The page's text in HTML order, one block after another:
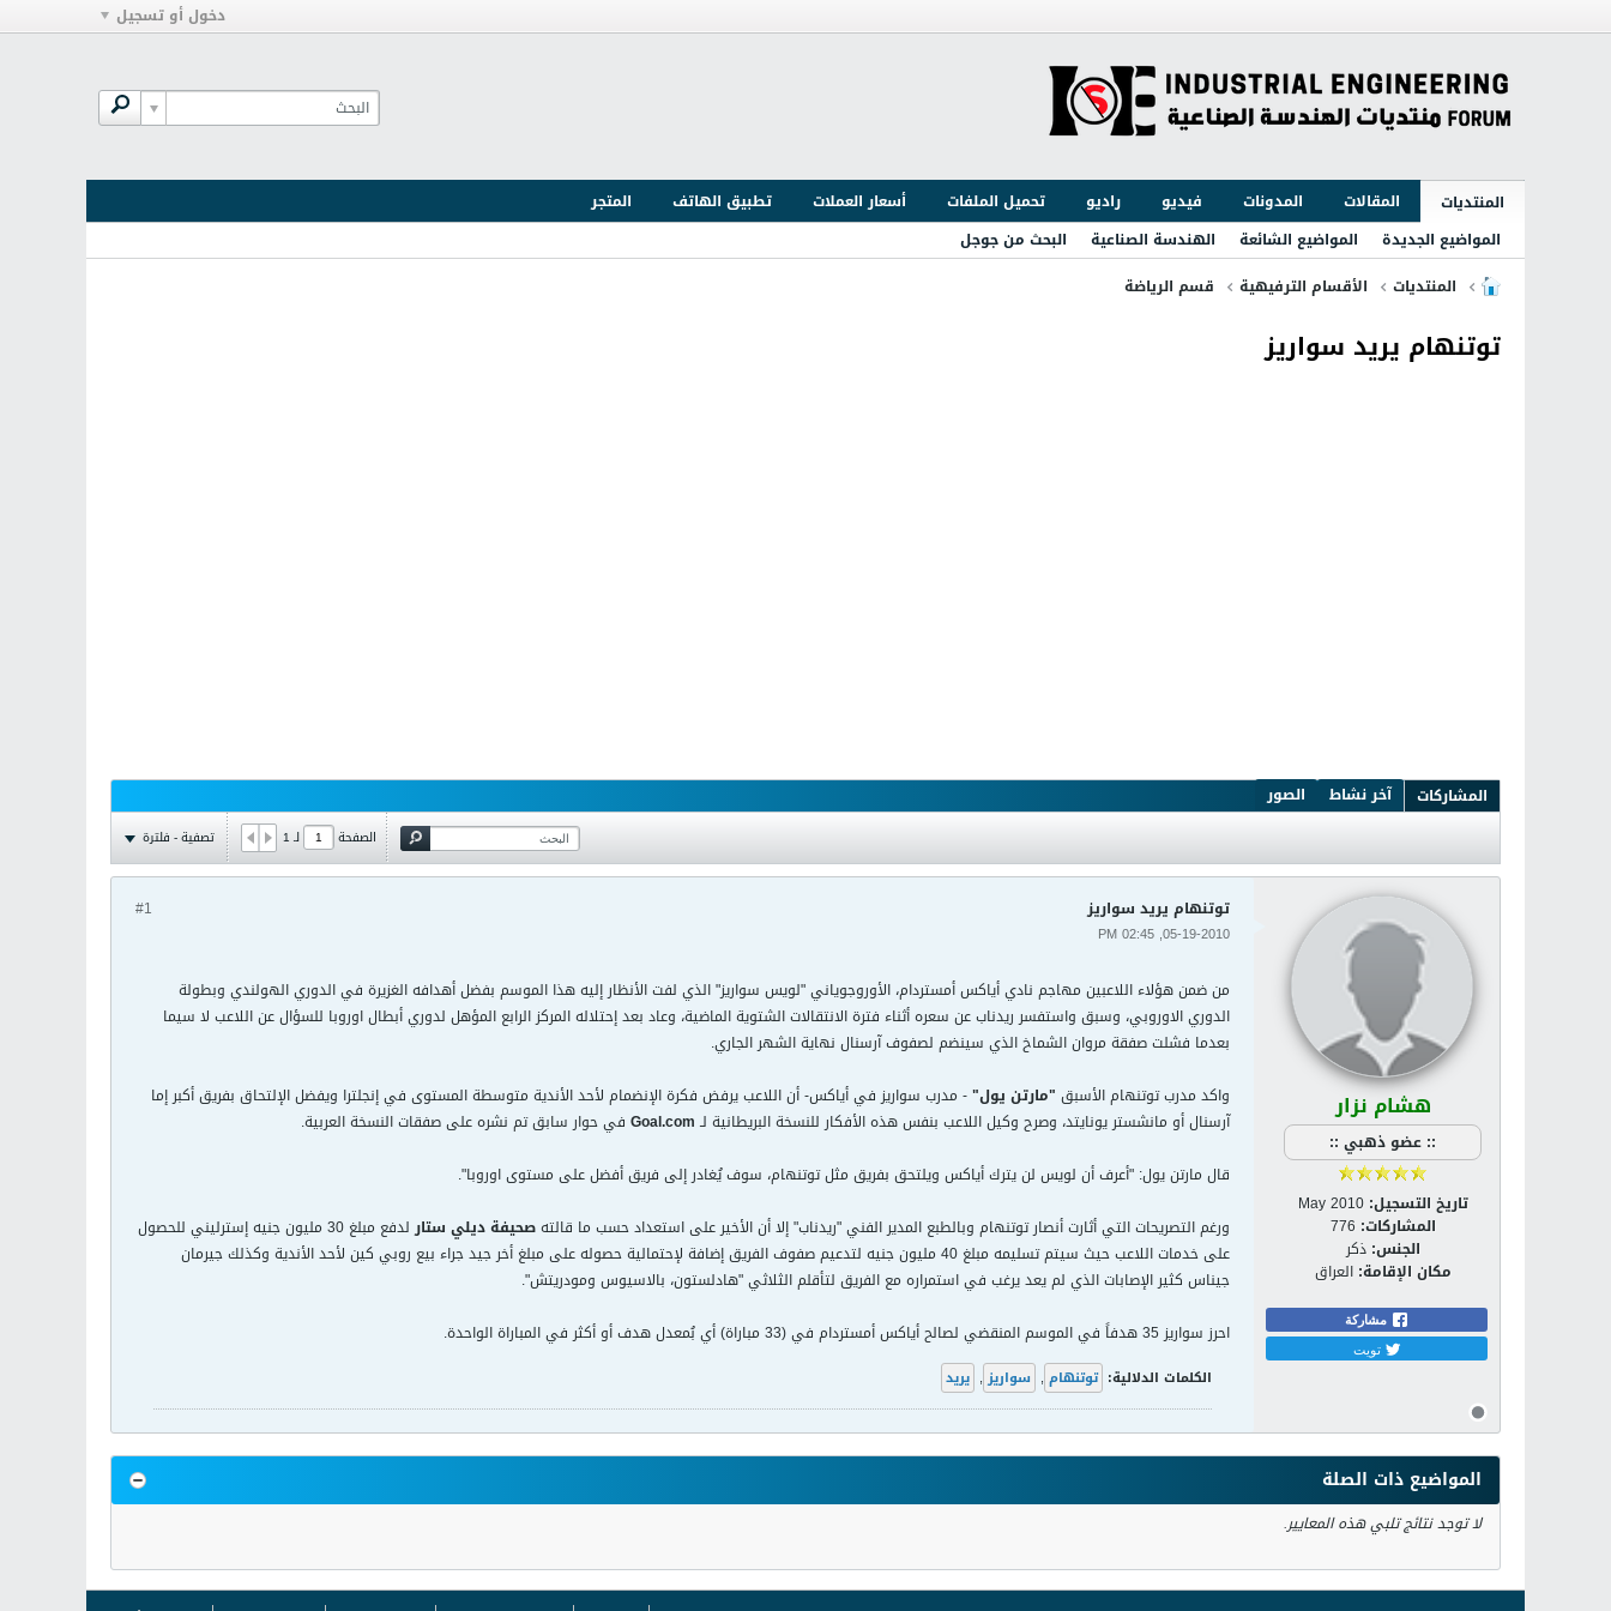
دخول أو تسجيل
المنتديات المقالات المدونات فيديو راديو تحميل الملفات أسعار العملات تطبيق الهاتف
المتجر
المواضيع الجديدة
المواضيع الشائعة الهندسة الصناعية
البحث من جوجل
المنتديات
الأقسام الترفيهية قسم الرياضة
توتنهام يريد سواريز
المشاركات آخر نشاط الصور
الصفحة لـ1 تصفية - فلترة
هشام نزار
:: عضو ذهبي ::
تاريخ التسجيل: May 2010
المشاركات: 776
الجنس: ذكر
مكان الإقامة: العراق
مشاركة
تويت
#1 توتنهام يريد سواريز
05-19-2010, 02:45 PM
من ضمن هؤلاء اللاعبين مهاجم نادي أياكس أمستردام، الأوروجوياني "لويس سواريز" الذي لفت الأنظار إليه هذا الموسم بفضل أهدافه الغزيرة في الدوري الهولندي وبطولة
الدوري الاوروبي، وسبق واستفسر ريدناب عن سعره أثناء فترة الانتقالات الشتوية الماضية، وعاد بعد إحتلاله المركز الرابع المؤهل لدوري أبطال اوروبا للسؤال عن اللاعب لا سيما
بعدما فشلت صفقة مروان الشماخ الذي سينضم لصفوف آرسنال نهاية الشهر الجاري.
واكد مدرب توتنهام الأسبق "مارتن يول"- مدرب سواريز في أياكس- أن اللاعب يرفض فكرة الإنضمام لأحد الأندية متوسطة المستوى في إنجلترا ويفضل الإلتحاق بفريق أكبر إما
آرسنال أو مانشستر يونايتد، وصرح وكيل اللاعب بنفس هذه الأفكار للنسخة البريطانية لـGoal.com في حوار سابق تم نشره على صفقات النسخة العربية.
قال مارتن يول: "أعرف أن لويس لن يترك أياكس ويلتحق بفريق مثل توتنهام، سوف يُغادر إلى فريق أفضل على مستوى اوروبا".
ورغم التصريحات التي أثارت أنصار توتنهام وبالطبع المدير الفني "ريدناب" إلا أن الأخير على استعداد حسب ما قالتهصحيفة ديلي ستار
لدفع مبلغ 30 مليون جنيه إسترليني للحصول
على خدمات اللاعب حيث سيتم تسليمه مبلغ 40 مليون جنيه لتدعيم صفوف الفريق إضافة لإحتمالية حصوله على مبلغ أخر جيد جراء بيع روبي كين لأحد الأندية وكذلك جيرمان
جيناس كثير الإصابات الذي لم يعد يرغب في استمراره مع الفريق لتأقلم الثلاثي "هادلستون، بالاسيوس ومودريتش".
احرز سواريز 35 هدفاً في الموسم المنقضي لصالح أياكس أمستردام في (33 مباراة) أي بُمعدل هدف أو أكثر في المباراة الواحدة.
الكلمات الدلالية: توتنهام , سواريز , يريد
المواضيع ذات الصلة
لا توجد نتائج تلبي هذه المعايير.